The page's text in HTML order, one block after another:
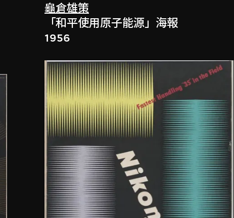
龜倉雄策
「和平使用原子能源」海報
1956